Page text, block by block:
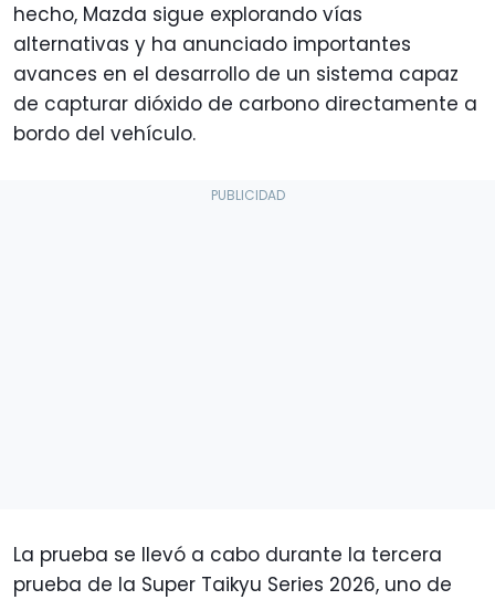
hecho, Mazda sigue explorando vías
alternativas y ha anunciado importantes
avances en el desarrollo de un sistema capaz
de capturar dióxido de carbono directamente a
bordo del vehículo.
La prueba se llevó a cabo durante la tercera
prueba de la Super Taikyu Series 2026, uno de